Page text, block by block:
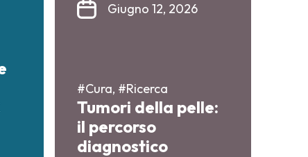
Giugno 12, 2026
#Cura, #Ricerca
Tumori della pelle:
il percorso
diagnostico